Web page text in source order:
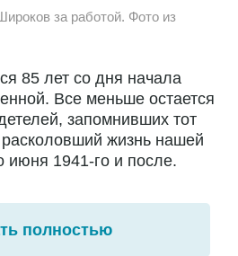
за работой. Фото из
85 лет со дня начала
Все меньше остается
запомнивших тот
жизнь нашей
июня 1941-го и после.
полностью